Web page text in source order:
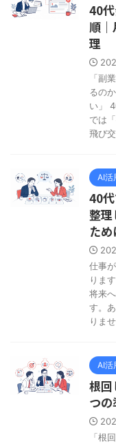
40
順
理
「副
るの
い」
では
飛び
AI活
40
整理
ため
仕事
りま
将来
す。
りま
AI活
根回
つ
「根